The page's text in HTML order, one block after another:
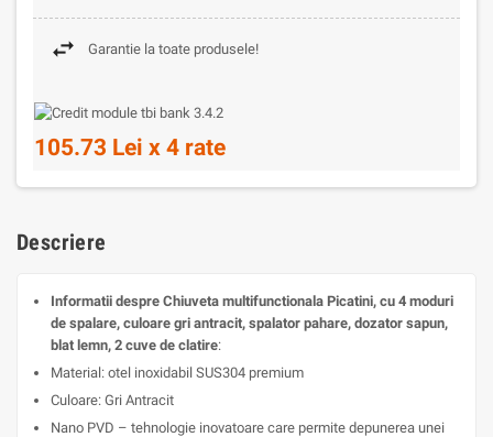
Garantie la toate produsele!
105.73 Lei x 4 rate
Descriere
Informatii despre Chiuveta multifunctionala Picatini, cu 4 moduri
de spalare, culoare gri antracit, spalator pahare, dozator sapun,
blat lemn, 2 cuve de clatire:
Material: otel inoxidabil SUS304 premium
Culoare: Gri Antracit
Nano PVD – tehnologie inovatoare care permite depunerea unei